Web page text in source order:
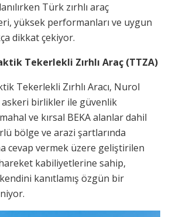
Türk zırhlı araç
yüksek performanları ve uygun
dikkat çekiyor.
Tekerlekli Zırhlı Araç (TTZA)
Tekerlekli Zırhlı Aracı, Nurol
askeri birlikler ile güvenlik
ve kırsal BEKA alanlar dahil
bölge ve arazi şartlarında
cevap vermek üzere geliştirilen
kabiliyetlerine sahip,
kanıtlamış özgün bir